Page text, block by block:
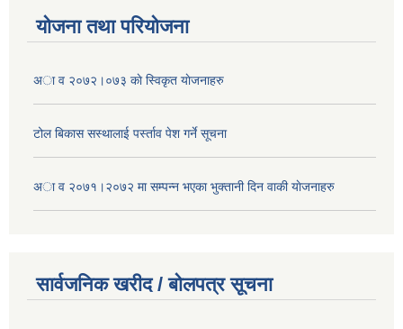
योजना तथा परियोजना
अा व २०७२।०७३ काे स्विकृत याेजनाहरु
टोल बिकास स‌स्थालाई प‌र्स्ताव पेश गर्ने सूचना
अा‍ व २०७१।२०७२ मा सम्पन्न भएका भुक्तानी दिन वा‌की याेजनाहरु
सार्वजनिक खरीद / बोलपत्र सूचना